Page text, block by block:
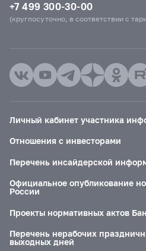
+7 499 300-30-00
(круглосуточно, в соответствии с
Личный кабинет участника
Отношения с инвесторами
Перечень инсайдерской
Официальное опубликование
России
Проекты нормативных актов
Перечень нерабочих
выходных дней